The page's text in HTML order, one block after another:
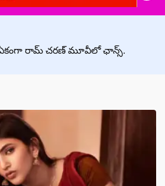
ఏకంగా రామ్ చరణ్ మూవీలో ఛాన్స్‌.